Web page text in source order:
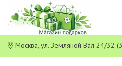
Москва, ул. Земляной Вал 24/32